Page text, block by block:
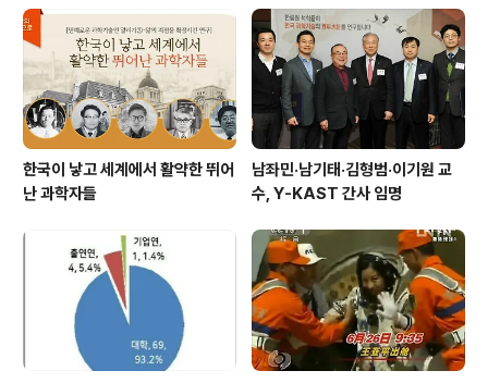
으로 규정해 종합과세하고 있는 현행 소득세법의 부작용을
지적하고 △공평과세 △고용관계 △소득의 성격 △비과
세 한도 △소득세법 개정 등의 측면에서 개선방안을 제시
했다. 세부사항으로는 △근무지속여부와 관계없이 기타소
득세로 과세 △..
한국이 낳고 세계에서 활약한 뛰어
난 과학자들
남좌민·남기태·김형범·이기원 교
수, Y-KAST 간사 임명